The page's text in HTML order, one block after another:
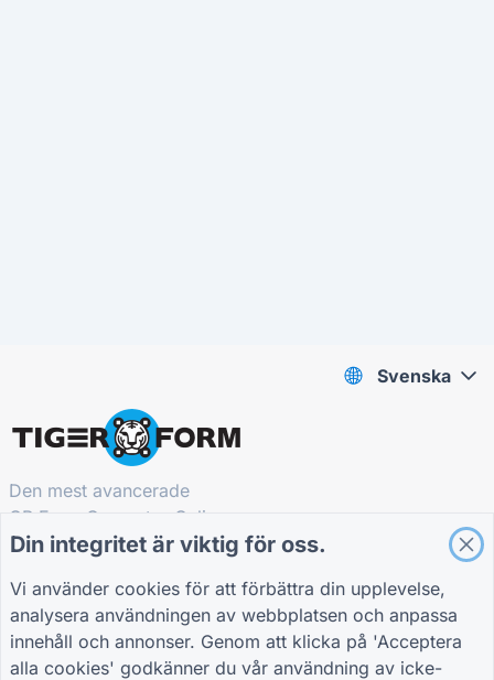
Den mest avancerade
QR Form Generator Online
Anmäl dig till vårt nyhetsbrev och bli den
första att höra om kampanjer,
uppdateringar och tips
Svenska
Din integritet är viktig för oss.
Vi använder cookies för att förbättra din upplevelse,
analysera användningen av webbplatsen och anpassa
innehåll och annonser. Genom att klicka på 'Acceptera
alla cookies' godkänner du vår användning av icke-